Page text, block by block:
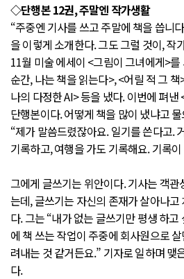
◇단행본 12권, 주말엔 작가생활
“주중엔 기사를 쓰고 주말에 책을 씁니
을 이렇게 소개한다. 그도 그럴 것이, 작
11월 미술 에세이 <그림이 그녀에게>
순간, 나는 책을 읽는다>, <어릴 적 그
나의 다정한 AI> 등을 냈다. 이번에 펴
단행본이다. 어떻게 책을 많이 냈냐고
“제가 말씀드렸잖아요. 일기를 쓴다고.
기록하고, 여행을 가도 기록해요. 기록
그에게 글쓰기는 위안이다. 기사는 객
는데, 글쓰기는 자신의 존재가 살아나
다. 그는 “내가 없는 글쓰기만 평생 하
에 책 쓰는 작업이 주중에 회사원으로
려내는 것 같거든요.” 기자로 일하며 맺
다.